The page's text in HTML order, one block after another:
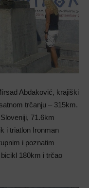
Abdaković, krajiški
trčanju – 315km.
71.6km
i triatlon Ironman
i poznatim
180km i trčao